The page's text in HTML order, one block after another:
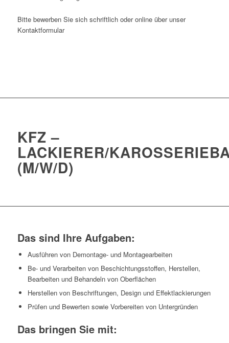
Bitte bewerben Sie sich schriftlich oder online über unser
Kontaktformular
KFZ –
LACKIERER/
(M/W/D)
Das sind Ihre Aufgaben:
Ausführen von Demontage- und Montagearbeiten
Be- und Verarbeiten von Beschichtungsstoffen, Herstellen,
Bearbeiten und Behandeln von Oberflächen
Herstellen von Beschriftungen, Design und Effektlackierungen
Prüfen und Bewerten sowie Vorbereiten von Untergründen
Das bringen Sie mit: